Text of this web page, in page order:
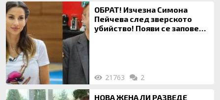
ОБРАТ! Изчезна Симона
Пейчева след зверското
убийство! Появи се заповед
21763 2
НОВА ЖЕНА ЛИ РАЗВЕДЕ